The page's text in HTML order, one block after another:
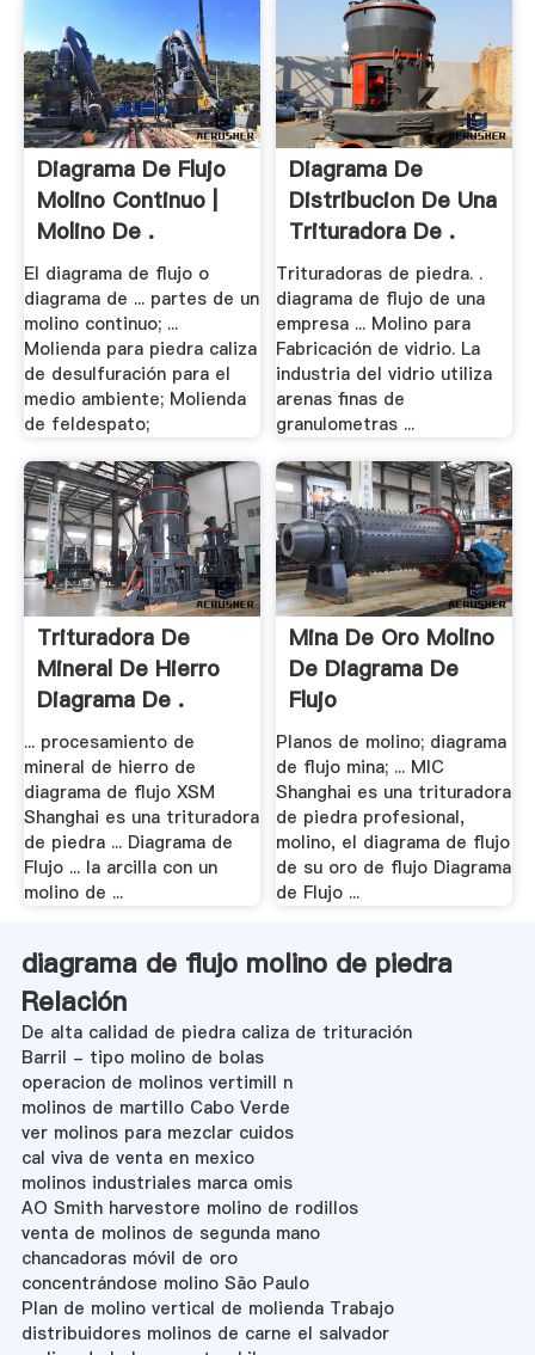
Diagrama De Flujo
Molino Continuo |
Molino De .
El diagrama de flujo o
diagrama de ... partes de un
molino continuo; ...
Molienda para piedra caliza
de desulfuración para el
medio ambiente; Molienda
de feldespato;
Diagrama De
Distribucion De Una
Trituradora De .
Trituradoras de piedra. .
diagrama de flujo de una
empresa ... Molino para
Fabricación de vidrio. La
industria del vidrio utiliza
arenas finas de
granulometras ...
Trituradora De
Mineral De Hierro
Diagrama De .
... procesamiento de
mineral de hierro de
diagrama de flujo XSM
Shanghai es una trituradora
de piedra ... Diagrama de
Flujo ... la arcilla con un
molino de ...
Mina De Oro Molino
De Diagrama De
Flujo
Planos de molino; diagrama
de flujo mina; ... MIC
Shanghai es una trituradora
de piedra profesional,
molino, el diagrama de flujo
de su oro de flujo Diagrama
de Flujo ...
diagrama de flujo molino de piedra
Relación
De alta calidad de piedra caliza de trituración
Barril - tipo molino de bolas
operacion de molinos vertimill n
molinos de martillo Cabo Verde
ver molinos para mezclar cuidos
cal viva de venta en mexico
molinos industriales marca omis
AO Smith harvestore molino de rodillos
venta de molinos de segunda mano
chancadoras móvil de oro
concentrándose molino São Paulo
Plan de molino vertical de molienda Trabajo
distribuidores molinos de carne el salvador